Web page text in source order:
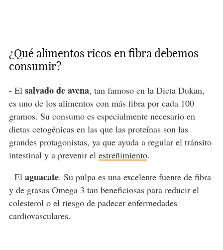
¿Qué alimentos ricos en fibra debemos
consumir?
- El salvado de avena, tan famoso en la Dieta Dukan,
es uno de los alimentos con más fibra por cada 100
gramos. Su consumo es especialmente necesario en
dietas cetogénicas en las que las proteínas son las
grandes protagonistas, ya que ayuda a regular el tránsito
intestinal y a prevenir el estreñimiento.
- El aguacate. Su pulpa es una excelente fuente de fibra
y de grasas Omega 3 tan beneficiosas para reducir el
colesterol o el riesgo de padecer enfermedades
cardiovasculares.